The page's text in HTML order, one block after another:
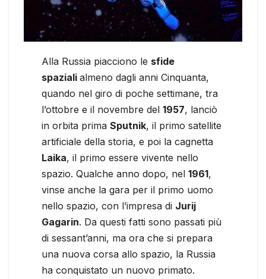
Alla Russia piacciono le sfide
spaziali almeno dagli anni Cinquanta,
quando nel giro di poche settimane, tra
l’ottobre e il novembre del 1957, lanciò
in orbita prima Sputnik, il primo satellite
artificiale della storia, e poi la cagnetta
Laika, il primo essere vivente nello
spazio. Qualche anno dopo, nel 1961,
vinse anche la gara per il primo uomo
nello spazio, con l’impresa di Jurij
Gagarin. Da questi fatti sono passati più
di sessant’anni, ma ora che si prepara
una nuova corsa allo spazio, la Russia
ha conquistato un nuovo primato.